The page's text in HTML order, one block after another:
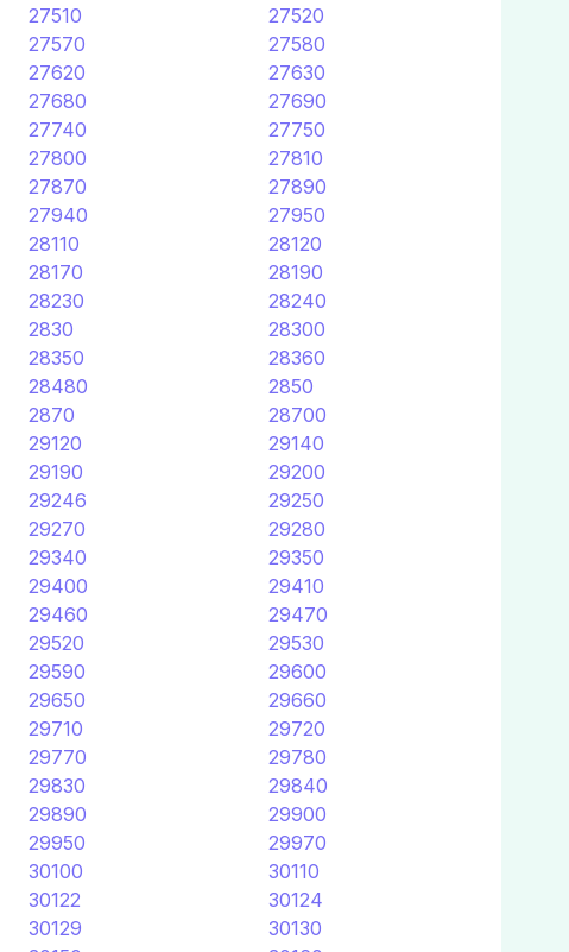
27510
27520
27570
27580
27620
27630
27680
27690
27740
27750
27800
27810
27870
27890
27940
27950
28110
28120
28170
28190
28230
28240
2830
28300
28350
28360
28480
2850
2870
28700
29120
29140
29190
29200
29246
29250
29270
29280
29340
29350
29400
29410
29460
29470
29520
29530
29590
29600
29650
29660
29710
29720
29770
29780
29830
29840
29890
29900
29950
29970
30100
30110
30122
30124
30129
30130